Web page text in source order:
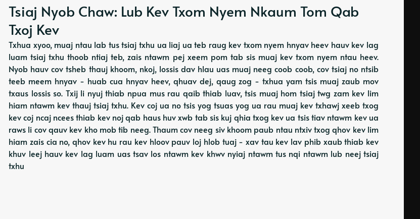
Tsiaj Nyob Chaw: Lub Kev Txom Nyem Nkaum Tom Qab
Txoj Kev
Txhua xyoo, muaj ntau lab tus tsiaj txhu ua liaj ua teb raug kev txom nyem hnyav heev hauv kev lag
luam tsiaj txhu thoob ntiaj teb, zais ntawm pej xeem pom tab sis muaj kev txom nyem ntau heev.
Nyob hauv cov tsheb thauj khoom, nkoj, lossis dav hlau uas muaj neeg coob coob, cov tsiaj no ntsib
teeb meem hnyav - huab cua hnyav heev, qhuav dej, qaug zog - txhua yam tsis muaj zaub mov
txaus lossis so. Txij li nyuj thiab npua mus rau qaib thiab luav, tsis muaj hom tsiaj twg zam kev lim
hiam ntawm kev thauj tsiaj txhu. Kev coj ua no tsis yog tsuas yog ua rau muaj kev txhawj xeeb txog
kev coj ncaj ncees thiab kev noj qab haus huv xwb tab sis kuj qhia txog kev ua tsis tiav ntawm kev ua
raws li cov qauv kev kho mob tib neeg. Thaum cov neeg siv khoom paub ntau ntxiv txog qhov kev lim
hiam zais cia no, qhov kev hu rau kev hloov pauv loj hlob tuaj - xav tau kev lav phib xaub thiab kev
khuv leej hauv kev lag luam uas tsav los ntawm kev khwv nyiaj ntawm tus nqi ntawm lub neej tsiaj
txhu